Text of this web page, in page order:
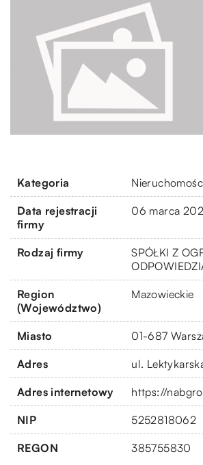
Kategoria
Data rejestracji
firmy
06 marca
Rodzaj firmy
SPÓŁKI Z
Region
(Województwo)
Mazowieckie
Miasto 01-687
Adres ul.
Adres internetowy https://
NIP 5252818062
REGON 385755830